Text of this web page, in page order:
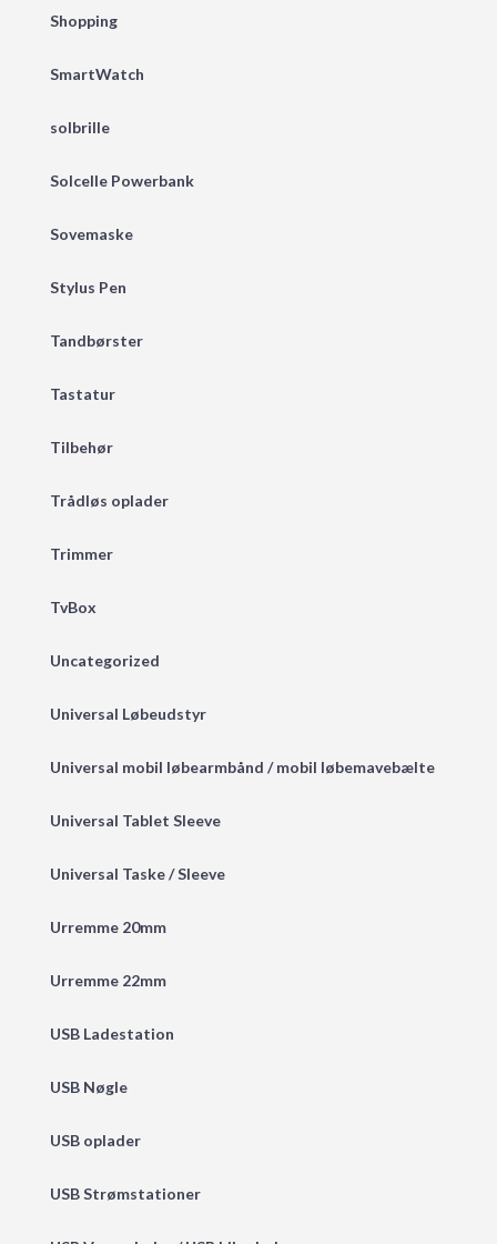
Shopping
SmartWatch
solbrille
Solcelle Powerbank
Sovemaske
Stylus Pen
Tandbørster
Tastatur
Tilbehør
Trådløs oplader
Trimmer
TvBox
Uncategorized
Universal Løbeudstyr
Universal mobil løbearmbånd / mobil løbemavebælte
Universal Tablet Sleeve
Universal Taske / Sleeve
Urremme 20mm
Urremme 22mm
USB Ladestation
USB Nøgle
USB oplader
USB Strømstationer